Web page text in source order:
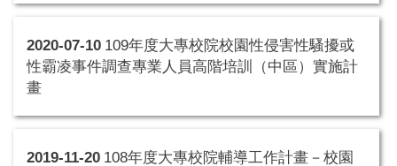
2020-07-10 109年度大專校院校園性侵害性騷擾或
性霸凌事件調查專業人員高階培訓（中區）實施計
畫
2019-11-20 108年度大專校院輔導工作計畫－校園